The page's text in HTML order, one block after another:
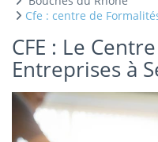
Cfe : centre de
CFE : Le
Entreprises à